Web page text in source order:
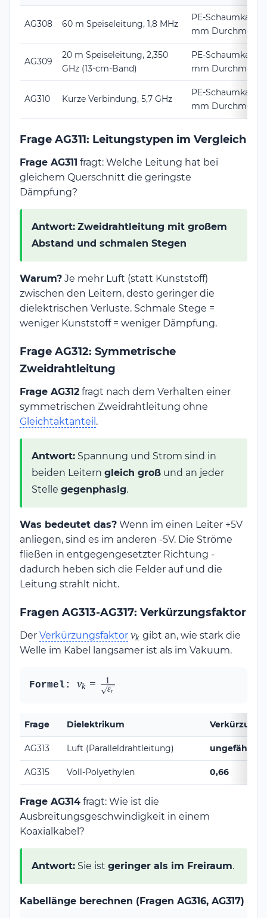
AG308 60 m Speiseleitung, 1,8 MHz
PE-Schaumkabel
mm
AG309
20 m Speiseleitung, 2,350
GHz (13-cm-Band)
PE-Schaumkabel
mm
AG310 Kurze Verbindung, 5,7 GHz
PE-Schaumkabel
mm
Frage AG311: Leitungstypen im Vergleich
Frage AG311 fragt: Welche Leitung hat bei
gleichem Querschnitt die geringste
Dämpfung?
Antwort: Zweidrahtleitung mit großem
Abstand und schmalen Stegen
Warum? Je mehr Luft (statt Kunststoff)
zwischen den Leitern, desto geringer die
dielektrischen Verluste. Schmale Stege =
weniger Kunststoff = weniger Dämpfung.
Frage AG312: Symmetrische
Zweidrahtleitung
Frage AG312 fragt nach dem Verhalten einer
symmetrischen Zweidrahtleitung ohne
Gleichtaktanteil .
Antwort: Spannung und Strom sind in
beiden Leitern gleich groß und an jeder
Stelle gegenphasig.
Was bedeutet das? Wenn im einen Leiter +5V
anliegen, sind es im anderen -5V. Die Ströme
fließen in entgegengesetzter Richtung -
dadurch heben sich die Felder auf und die
Leitung strahlt nicht.
Fragen AG313-AG317: Verkürzungsfaktor
Der Verkürzungsfaktor v_k
vk gibt an, wie stark die
Welle im Kabel langsamer ist als im Vakuum.
Formel:
v_k = \frac{1}
{\sqrt{\varepsilon_r}}
vk = εr
1
Frage Dielektrikum
AG313 Luft (Paralleldrahtleitung) ungefähr 1
AG315 Voll-Polyethylen 0,66
Frage AG314 fragt: Wie ist die
Ausbreitungsgeschwindigkeit in einem
Koaxialkabel?
Antwort: Sie ist geringer als im Freiraum.
Kabellänge berechnen (Fragen AG316, AG317)